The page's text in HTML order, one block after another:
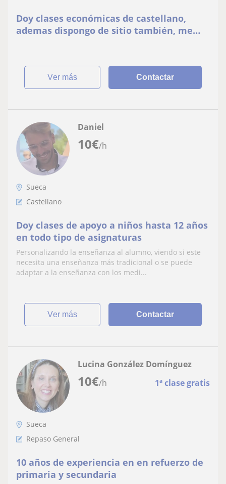
Doy clases económicas de castellano,
ademas dispongo de sitio también, me
ver más Contactar
10€/h
Daniel
Sueca
Castellano
Doy clases de apoyo a niños hasta 12 años
en todo tipo de asignaturas
Personalizando la enseñanza al alumno, viendo si este
necesita una enseñanza más tradicional o se puede
adaptar a la enseñanza con los medi...
ver más Contactar
10€/h 1ª clase gratis
Lucina González Domínguez
Sueca
Repaso General
10 años de experiencia en en refuerzo de
primaria y secundaria